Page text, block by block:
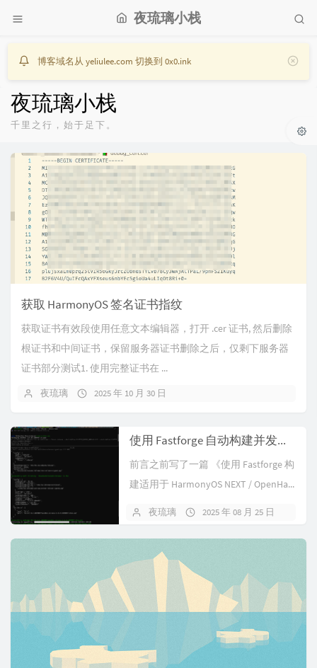
夜琉璃小栈
博客域名从 yeliulee.com 切换到 0x0.ink
夜琉璃小栈
千里之行，始于足下。
获取 HarmonyOS 签名证书指纹
获取证书有效段使用任意文本编辑器，打开 .cer 证书, 然后删除
根证书和中间证书，保留服务器证书删除之后，仅剩下服务器
证书部分测试1. 使用完整证书在 ...
夜琉璃 2025 年 10 月 30 日
使用 Fastforge 自动构建并发布 OHOS Flutter App 到 App Gallery
前言之前写了一篇 《使用 Fastforge 构
建适用于 HarmonyOS NEXT / OpenHa...
夜琉璃 2025 年 08 月 25 日